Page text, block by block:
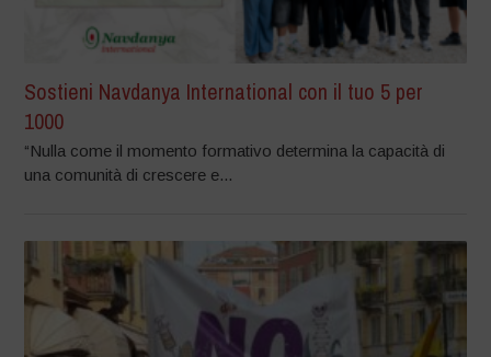
Sostieni Navdanya International con il tuo 5 per
1000
“Nulla come il momento formativo determina la capacità di
una comunità di crescere e...